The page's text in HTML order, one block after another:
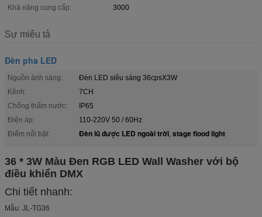
Khả năng cung cấp:
3000
Sự miêu tả
Đèn pha LED
Nguồn ánh sáng:
Đèn LED siêu sáng 36cpsX3W
Kênh:
7CH
Chống thấm nước:
IP65
Điện áp:
110-220V 50 / 60Hz
Điểm nổi bật:
Đèn lũ được LED ngoài trời, stage flood light
36 * 3W Màu Đen RGB LED Wall Washer với bộ
điều khiển DMX
Chi tiết nhanh:
Mẫu: JL-TG36